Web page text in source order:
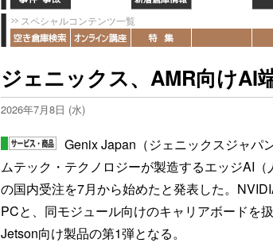
スペシャルコンテンツ一覧
ジェニックス、AMR向けAI
2026年7月8日 (水)
Genix Japan（ジェニックスジャパ
ムテック・テクノロジーが製造するエッジAI（
の国内受注を7月から始めたと発表した。
PCと、同モジュール向けのキャリアボードを
Jetson向け製品の第1弾となる。